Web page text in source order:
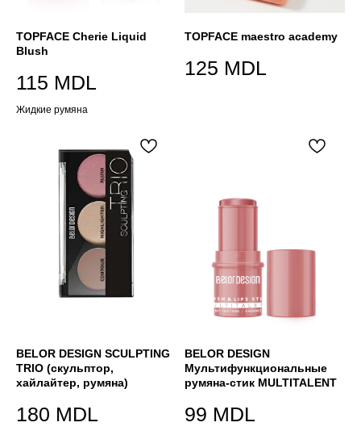
TOPFACE Cherie Liquid
Blush
115 MDL
Жидкие румяна
TOPFACE maestro academy
125 MDL
BELOR DESIGN SCULPTING
TRIО (скульптор,
хайлайтер, румяна)
180 MDL
BELOR DESIGN
Мультифункциональные
румяна-стик MULTITALENT
99 MDL